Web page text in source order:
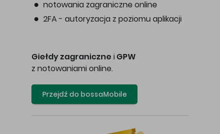
notowania zagraniczne online
2FA - autoryzacja z poziomu aplikacji
Giełdy zagraniczne i GPW
z notowaniami online.
Przejdź do bossaMobile